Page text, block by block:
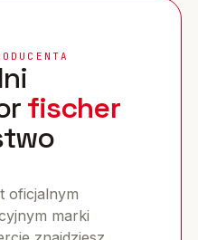
fischer
oficjalnym
marki